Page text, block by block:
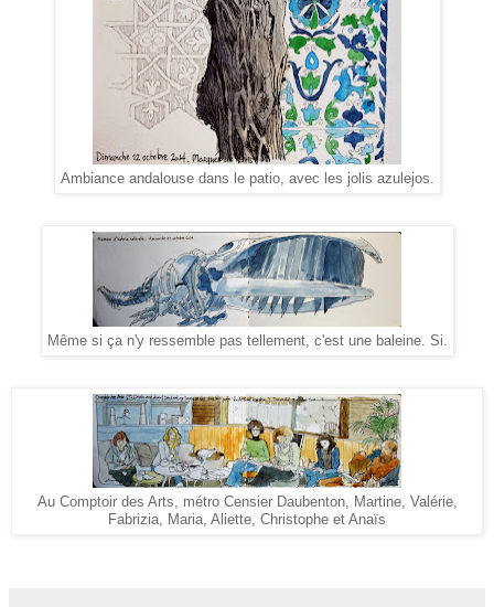
Ambiance andalouse dans le patio, avec les jolis azulejos.
Même si ça n'y ressemble pas tellement, c'est une baleine. Si.
Au Comptoir des Arts, métro Censier Daubenton, Martine, Valérie,
Fabrizia, Maria, Aliette, Christophe et Anaïs